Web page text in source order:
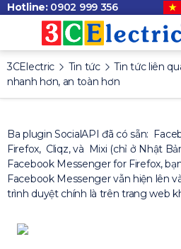
Hotline: 0902 999 356
3CElectric Tin tức Tin tức liên
nhanh hơn, an toàn hơn
Ba plugin SocialAPI đã có sẵn:
Firefox, Cliqz, và Mixi (chỉ ở Nhật
Facebook Messenger for Firefox,
Facebook Messenger vẫn hiện lên
trình duyệt chính là trên trang web